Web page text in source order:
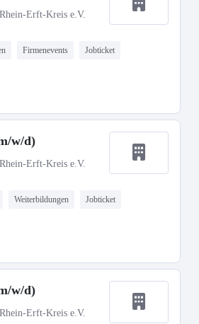
Erft-Kreis e.V.
Firmenevents Jobticket
w/d)
Erft-Kreis e.V.
Weiterbildungen Jobticket
w/d)
Erft-Kreis e.V.